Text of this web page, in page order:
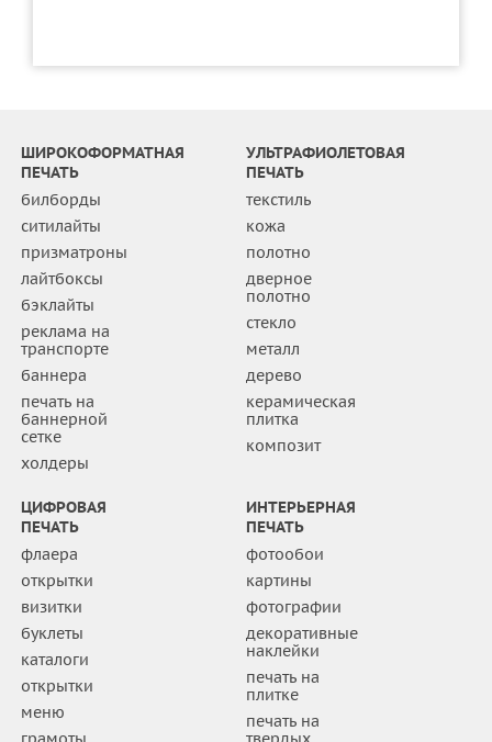
ШИРОКОФОРМАТНАЯ
ПЕЧАТЬ
билборды
ситилайты
призматроны
лайтбоксы
бэклайты
реклама на
транспорте
баннера
печать на
баннерной
сетке
холдеры
УЛЬТРАФИОЛЕТОВАЯ
ПЕЧАТЬ
текстиль
кожа
полотно
дверное
полотно
стекло
металл
дерево
керамическая
плитка
композит
ЦИФРОВАЯ
ПЕЧАТЬ
флаера
открытки
визитки
буклеты
каталоги
открытки
меню
ИНТЕРЬЕРНАЯ
ПЕЧАТЬ
фотообои
картины
фотографии
декоративные
наклейки
печать на
плитке
печать на